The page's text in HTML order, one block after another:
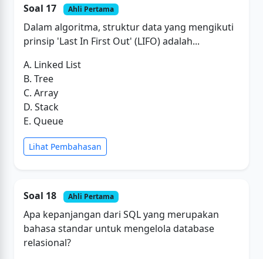
Soal 17 Ahli Pertama
Dalam algoritma, struktur data yang mengikuti
prinsip 'Last In First Out' (LIFO) adalah...
A. Linked List
B. Tree
C. Array
D. Stack
E. Queue
Lihat Pembahasan
Soal 18 Ahli Pertama
Apa kepanjangan dari SQL yang merupakan
bahasa standar untuk mengelola database
relasional?